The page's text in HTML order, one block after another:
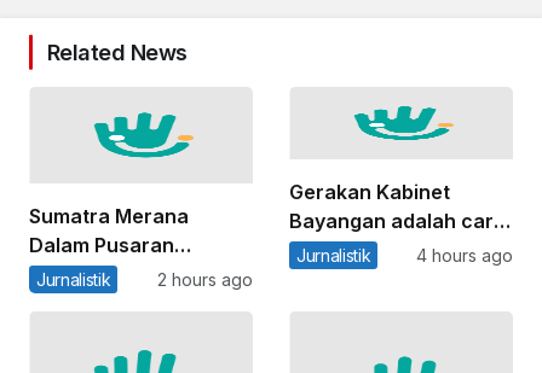
Related News
Sumatra Merana
Dalam Pusaran
Bencana dan Janji
Jurnalistik 2 hours ago
Gerakan Kabinet
Bayangan adalah cara
publik merawat oposisi
Jurnalistik 4 hours ago